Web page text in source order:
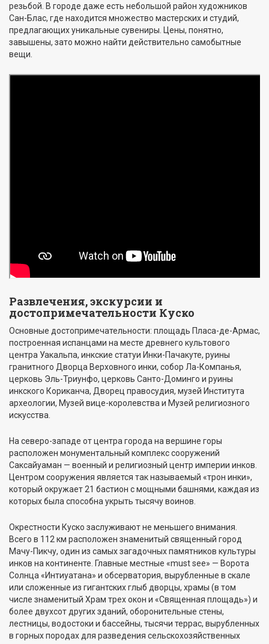
резьбой. В городе даже есть небольшой район художников
Сан-Блас, где находится множество мастерских и студий,
предлагающих уникальные сувениры. Цены, понятно,
завышены, зато можно найти действительно самобытные
вещи.
Развлечения, экскурсии и
достопримечательности Куско
Основные достопримечательности: площадь Пласа-де-Армас,
построенная испанцами на месте древнего культового
центра Уакальпа, инкские статуи Инки-Пачакуте, руины
гранитного Дворца Верховного инки, собор Ла-Компанья,
церковь Эль-Триунфо, церковь Санто-Доминго и руины
инкского Кориканча, Дворец правосудия, музей Института
археологии, Музей вице-королевства и Музей религиозного
искусства.
На северо-западе от центра города на вершине горы
расположен монументальный комплекс сооружений
Саксайуаман — военный и религиозный центр империи инков.
Центром сооружения является так называемый «трон инки»,
который окружает 21 бастион с мощными башнями, каждая из
которых была способна укрыть тысячу воинов.
Окрестности Куско заслуживают не меньшего внимания.
Всего в 112 км расположен знаменитый священный город
Мачу-Пикчу, один из самых загадочных памятников культуры
инков на континенте. Главные местные «must see» — Ворота
Солнца «Интиуатана» и обсерватория, вырубленные в скале
или сложенные из гигантских глыб дворцы, храмы (в том
числе знаменитый Храм трех окон и «Священная площадь») и
более двухсот других зданий, оборонительные стены,
лестницы, водостоки и бассейны, тысячи террас, вырубленных
в горных породах для разведения сельскохозяйственных